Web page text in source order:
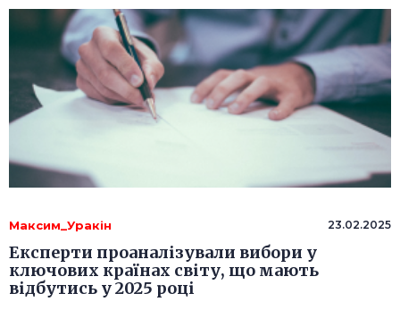
Максим_Уракін 23.02.2025
Експерти проаналізували вибори у
ключових країнах світу, що мають
відбутись у 2025 році